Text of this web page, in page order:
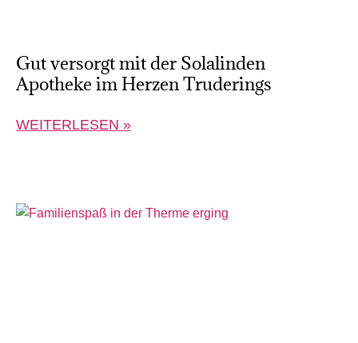
Gut versorgt mit der Solalinden
Apotheke im Herzen Truderings
WEITERLESEN »